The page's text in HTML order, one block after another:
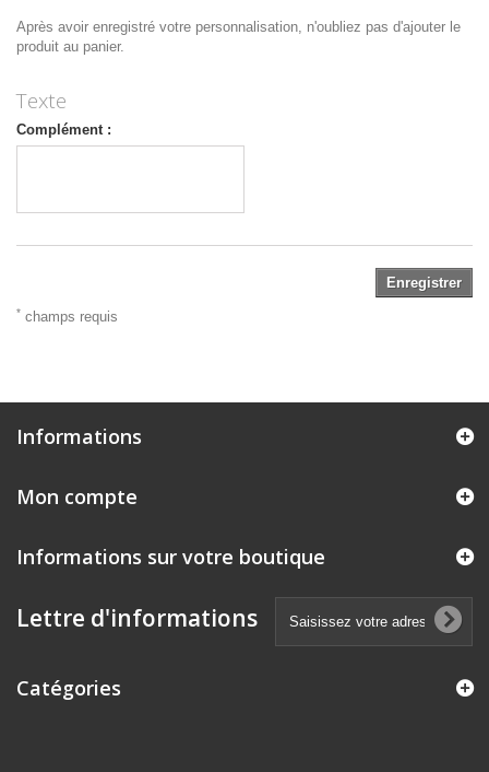
Après avoir enregistré votre personnalisation, n'oubliez pas d'ajouter le
produit au panier.
Texte
Complément :
Enregistrer
* champs requis
Informations
Mon compte
Informations sur votre boutique
Lettre d'informations
Catégories